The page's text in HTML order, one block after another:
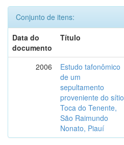
Conjunto de itens:
Data do
documento
Título
2006
Estudo tafonômico
de um
sepultamento
proveniente do sítio
Toca do Tenente,
São Raimundo
Nonato, Piauí